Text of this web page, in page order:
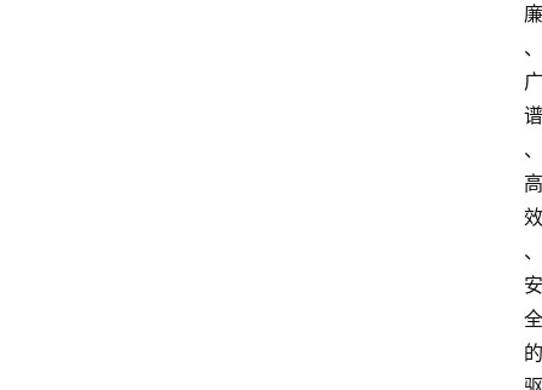
廉
、
广
谱
、
高
效
、
安
全
的